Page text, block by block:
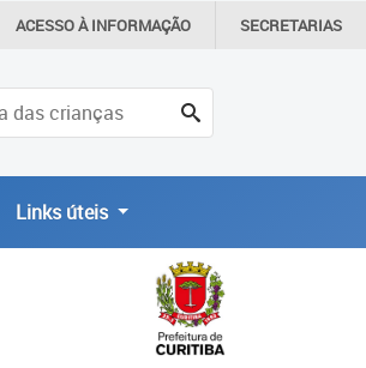
ACESSO ÀINFORMAÇÃO SECRETARIAS
Links úteis